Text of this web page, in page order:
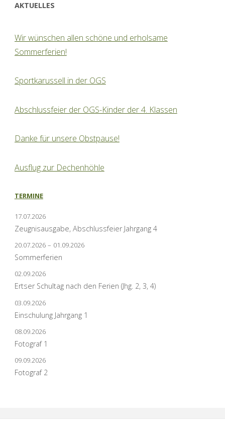
AKTUELLES
Wir wünschen allen schöne und erholsame
Sommerferien!
Sportkarussell in der OGS
Abschlussfeier der OGS-Kinder der 4. Klassen
Danke für unsere Obstpause!
Ausflug zur Dechenhöhle
TERMINE
17.07.2026
Zeugnisausgabe, Abschlussfeier Jahrgang 4
20.07.2026 – 01.09.2026
Sommerferien
02.09.2026
Ertser Schultag nach den Ferien (Jhg. 2, 3, 4)
03.09.2026
Einschulung Jahrgang 1
08.09.2026
Fotograf 1
09.09.2026
Fotograf 2